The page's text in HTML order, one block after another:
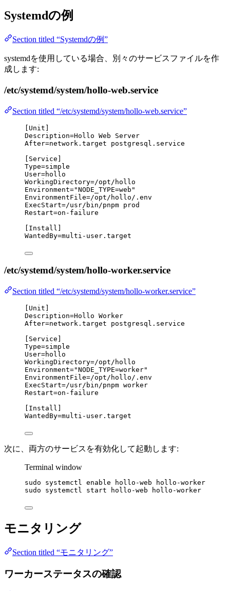
Systemdの例
Section titled “Systemdの例”
systemdを使用している場合、別々のサービスファイルを作
成します:
/etc/systemd/system/hollo-web.service
Section titled “/etc/systemd/system/hollo-web.service”
[Unit]
Description=Hollo Web Server
After=network.target postgresql.service
[Service]
Type=simple
User=hollo
WorkingDirectory=/opt/hollo
Environment="NODE_TYPE=web "
EnvironmentFile=/opt/hollo/.env
ExecStart=/usr/bin/pnpm prod
Restart=on-failure
[Install]
WantedBy=multi-user.target
/etc/systemd/system/hollo-worker.service
Section titled “/etc/systemd/system/hollo-worker.service”
[Unit]
Description=Hollo Worker
After=network.target postgresql.service
[Service]
Type=simple
User=hollo
WorkingDirectory=/opt/hollo
Environment="NODE_TYPE=worker"
EnvironmentFile=/opt/hollo/.env
ExecStart=/usr/bin/pnpm worker
Restart=on-failure
[Install]
WantedBy=multi-user.target
次に、両方のサービスを有効化して起動します:
Terminal window
sudo systemctl enable hollo-web
hollo-worker
sudo
systemctl start hollo-web hollo-worker
モニタリング
Section titled “モニタリング”
ワーカーステータスの確認